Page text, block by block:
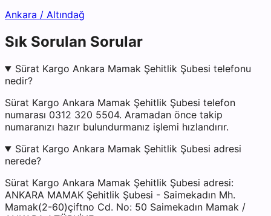
Ankara / Altındağ
Sık Sorulan Sorular
Sürat Kargo Ankara Mamak Şehitlik Şubesi telefonu
nedir?
Sürat Kargo Ankara Mamak Şehitlik Şubesi telefon
numarası 0312 320 5504. Aramadan önce takip
numaranızı hazır bulundurmanız işlemi hızlandırır.
Sürat Kargo Ankara Mamak Şehitlik Şubesi adresi
nerede?
Sürat Kargo Ankara Mamak Şehitlik Şubesi adresi:
ANKARA MAMAK Şehitlik Şubesi - Saimekadın Mh.
Mamak(2-60)çiftno Cd. No: 50 Saimekadın Mamak /